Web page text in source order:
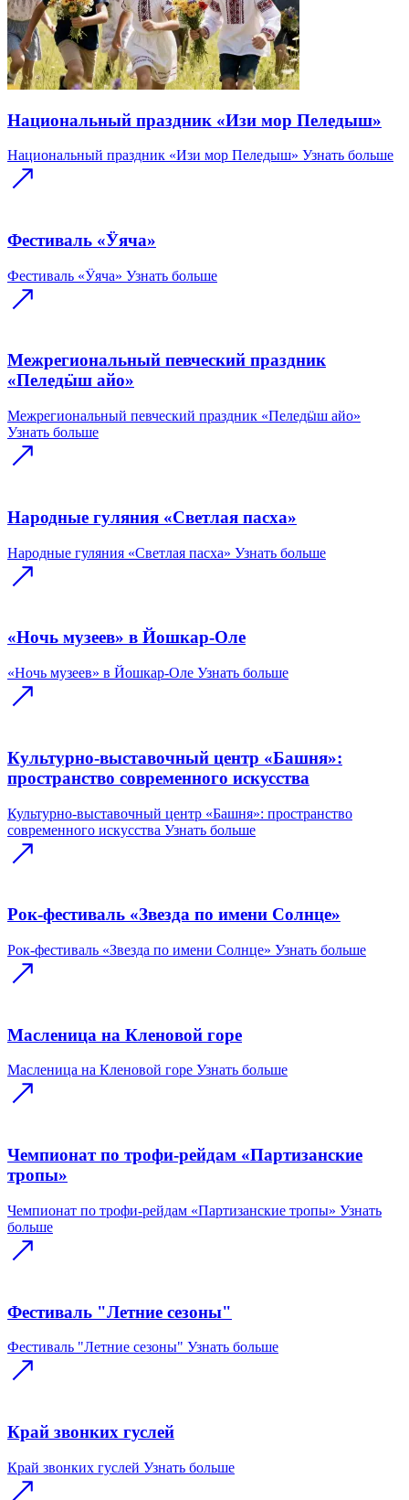
Национальный праздник «Изи мор Пеледыш»
Национальный праздник «Изи мор Пеледыш» Узнать больше
Фестиваль «Ӱяча»
Фестиваль «Ӱяча» Узнать больше
Межрегиональный певческий праздник
«Пеледӹш айо»
Межрегиональный певческий праздник «Пеледӹш айо»
Узнать больше
Народные гуляния «Светлая пасха»
Народные гуляния «Светлая пасха» Узнать больше
«Ночь музеев» в Йошкар-Оле
«Ночь музеев» в Йошкар-Оле Узнать больше
Культурно-выставочный центр «Башня»:
пространство современного искусства
Культурно-выставочный центр «Башня»: пространство
современного искусства Узнать больше
Рок-фестиваль «Звезда по имени Солнце»
Рок-фестиваль «Звезда по имени Солнце» Узнать больше
Масленица на Кленовой горе
Масленица на Кленовой горе Узнать больше
Чемпионат по трофи-рейдам «Партизанские
тропы»
Чемпионат по трофи-рейдам «Партизанские тропы» Узнать
больше
Фестиваль "Летние сезоны"
Фестиваль "Летние сезоны" Узнать больше
Край звонких гуслей
Край звонких гуслей Узнать больше